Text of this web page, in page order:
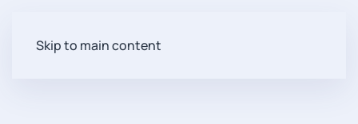
Skip to main content